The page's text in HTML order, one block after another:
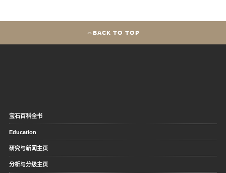
BACK TO TOP
宝石百科全书
Education
研究与新闻主页
分析与分级主页